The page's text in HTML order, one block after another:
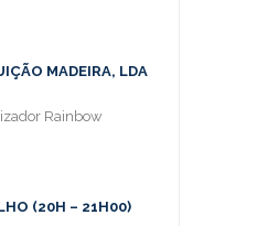
MADEIRA, LDA
Rainbow
(20H – 21H00)